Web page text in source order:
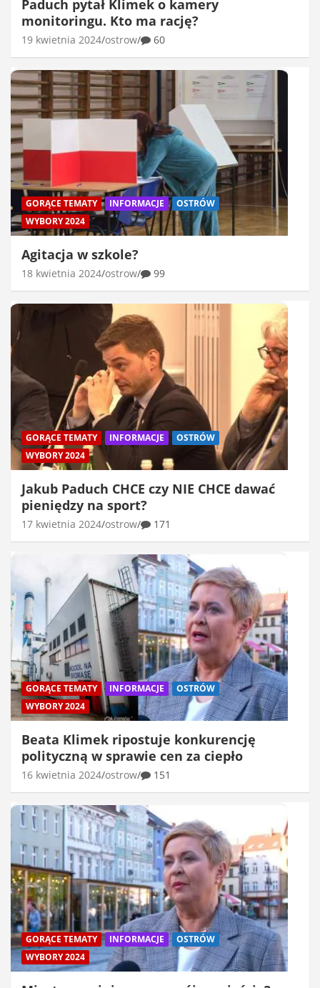
Paduch pytał Klimek o kamery
monitoringu. Kto ma rację?
19 kwietnia 2024 ostrow 60
GORĄCE TEMATY INFORMACJE
OSTRÓW
WYBORY 2024
Agitacja w szkole?
18 kwietnia 2024 ostrow 99
GORĄCE TEMATY INFORMACJE
OSTRÓW
WYBORY 2024
Jakub Paduch CHCE czy NIE CHCE dawać
pieniędzy na sport?
17 kwietnia 2024 ostrow 171
GORĄCE TEMATY INFORMACJE
OSTRÓW
WYBORY 2024
Beata Klimek ripostuje konkurencję
polityczną w sprawie cen za ciepło
16 kwietnia 2024 ostrow 151
GORĄCE TEMATY INFORMACJE
OSTRÓW
WYBORY 2024